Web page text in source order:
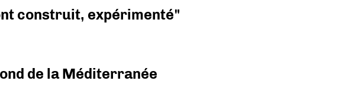
construit, expérimenté"
de la Méditerranée